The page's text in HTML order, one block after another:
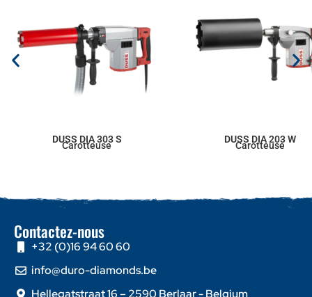
DUSS DIA 303 S
Carotteuse
DUSS DIA 203 W
Carotteuse
Contactez-nous
+32 (0)16 94 60 60
info@duro-diamonds.be
Hellegatstraat 16 – 2590 Berlaar - Belgium